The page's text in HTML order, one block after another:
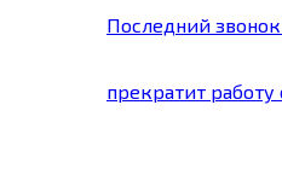
Последний
прекратит работу